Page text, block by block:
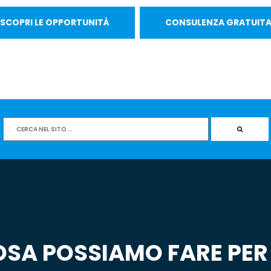
SCOPRI LE OPPORTUNITÀ CONSULENZA GRATUITA
POSSIAMO FARE PER